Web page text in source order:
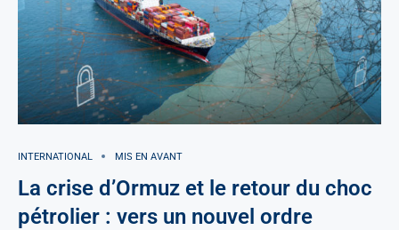
INTERNATIONAL MIS EN AVANT
La crise d’Ormuz et le retour du choc
pétrolier : vers un nouvel ordre